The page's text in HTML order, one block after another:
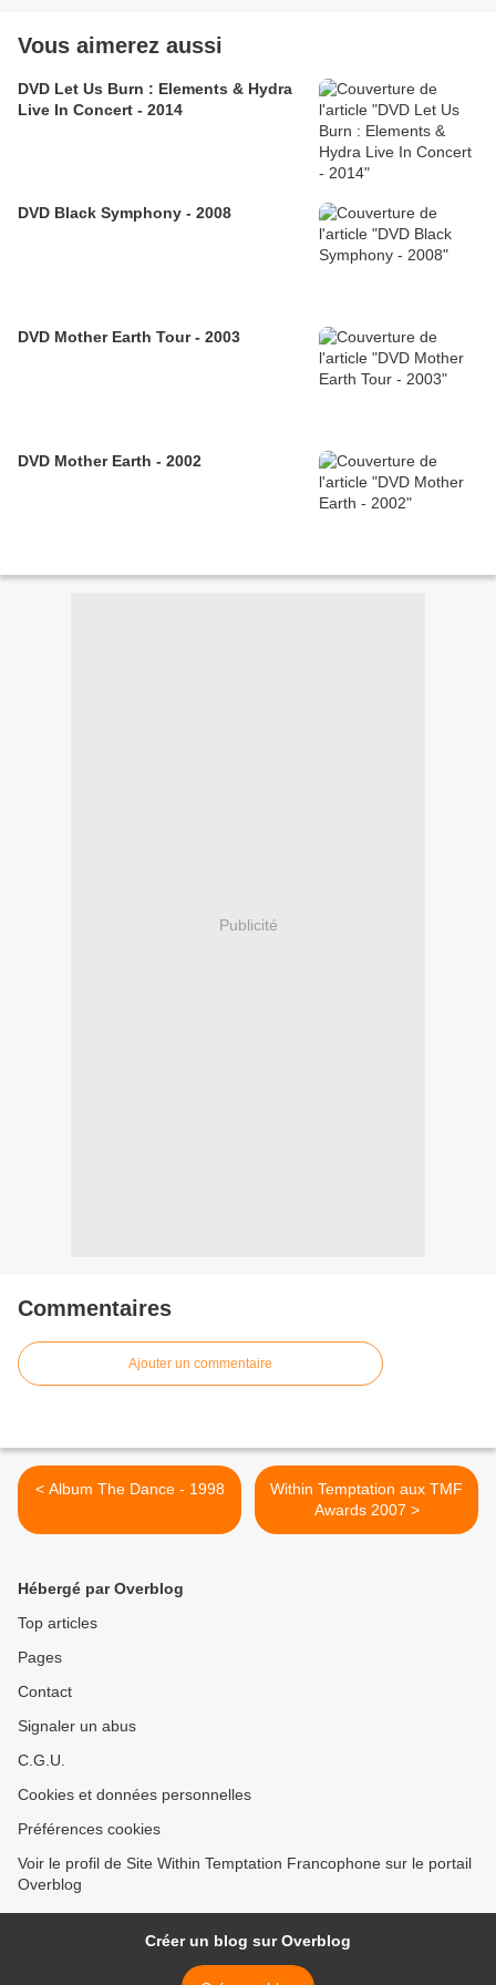
Vous aimerez aussi
DVD Let Us Burn : Elements & Hydra
Live In Concert - 2014
DVD Black Symphony - 2008
DVD Mother Earth Tour - 2003
DVD Mother Earth - 2002
Publicité
Commentaires
Ajouter un commentaire
< Album The Dance - 1998
Within Temptation aux TMF
Awards 2007 >
Hébergé par Overblog
Top articles
Pages
Contact
Signaler un abus
C.G.U.
Cookies et données personnelles
Préférences cookies
Voir le profil de Site Within Temptation Francophone sur le portail
Overblog
Créer un blog sur Overblog